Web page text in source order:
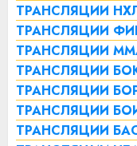
ТРАНСЛЯЦИИ
ТРАНСЛЯЦИИ
ТРАНСЛЯЦИИ
ТРАНСЛЯЦИИ
ТРАНСЛЯЦИИ
ТРАНСЛЯЦИИ
ТРАНСЛЯЦИИ